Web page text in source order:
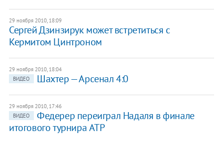
29 ноября 2010, 18:09
Сергей Дзинзирук может встретиться с
Кермитом Цинтроном
29 ноября 2010, 18:04
ВИДЕО
Шахтер — Арсенал 4:0
29 ноября 2010, 17:46
ВИДЕО
Федерер переиграл Надаля в финале
итогового турнира ATP